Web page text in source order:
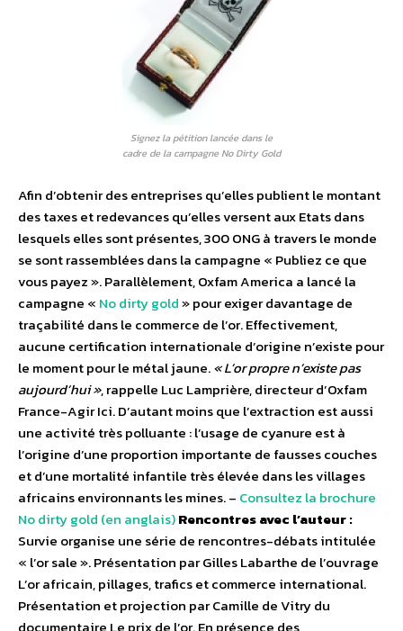
Signez la pétition lancée dans le
cadre de la campagne No Dirty Gold
Afin d’obtenir des entreprises qu’elles publient le montant
des taxes et redevances qu’elles versent aux Etats dans
lesquels elles sont présentes, 300 ONG à travers le monde
se sont rassemblées dans la campagne « Publiez ce que
vous payez ». Parallèlement, Oxfam America a lancé la
campagne « No dirty gold» pour exiger davantage de
traçabilité dans le commerce de l’or. Effectivement,
aucune certification internationale d’origine n’existe pour
le moment pour le métal jaune.« L’or propre n’existe pas
aujourd’hui », rappelle Luc Lamprière, directeur d’Oxfam
France-Agir Ici. D’autant moins que l’extraction est aussi
une activité très polluante : l’usage de cyanure est à
l’origine d’une proportion importante de fausses couches
et d’une mortalité infantile très élevée dans les villages
africains environnants les mines. – Consultez la brochure
No dirty gold (en anglais)Rencontres avec l’auteur :
Survie organise une série de rencontres-débats intitulée
« l’or sale ». Présentation par Gilles Labarthe de l’ouvrage
L’or africain, pillages, trafics et commerce international.
Présentation et projection par Camille de Vitry du